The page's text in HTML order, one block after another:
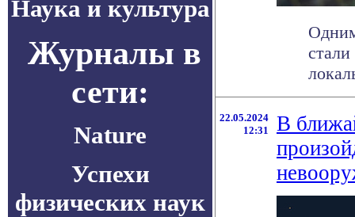
Наука и культура
Журналы в
сети:
Nature
Успехи
физических наук
22.05.2024
12:31
В